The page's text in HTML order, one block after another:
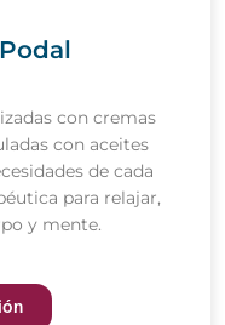
con cremas
con aceites
de cada
para relajar,
y mente.